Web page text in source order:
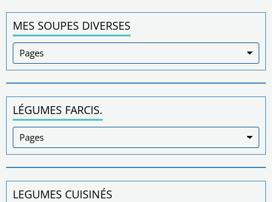
MES SOUPES DIVERSES
LÉGUMES FARCIS.
LEGUMES CUISINÉS